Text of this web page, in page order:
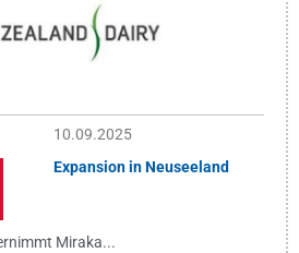
10.09.2025
Expansion in Neuseeland
Miraka...